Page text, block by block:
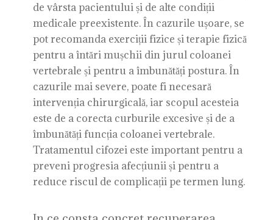
de vârsta pacientului și de alte condiții
medicale preexistente. În cazurile ușoare, se
pot recomanda exerciții fizice și terapie fizică
pentru a întări mușchii din jurul coloanei
vertebrale și pentru a îmbunătăți postura. În
cazurile mai severe, poate fi necesară
intervenția chirurgicală, iar scopul acesteia
este de a corecta curburile excesive și de a
îmbunătăți funcția coloanei vertebrale.
Tratamentul cifozei este important pentru a
preveni progresia afecțiunii și pentru a
reduce riscul de complicații pe termen lung.